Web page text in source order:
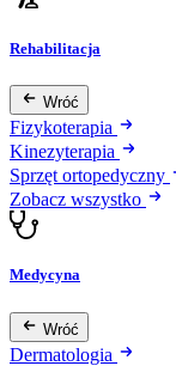
Rehabilitacja
Wróć
Fizykoterapia
Kinezyterapia
Sprzęt ortopedyczny
Zobacz wszystko
Medycyna
Wróć
Dermatologia